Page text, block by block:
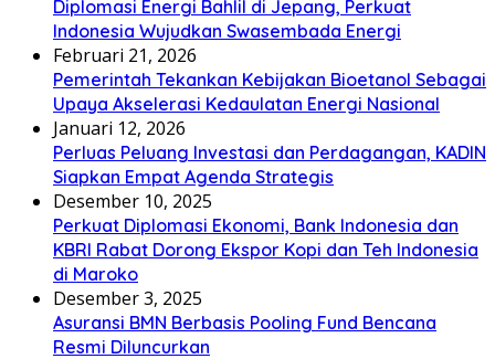
Diplomasi Energi Bahlil di Jepang, Perkuat
Indonesia Wujudkan Swasembada Energi
Februari 21, 2026
Pemerintah Tekankan Kebijakan Bioetanol Sebagai
Upaya Akselerasi Kedaulatan Energi Nasional
Januari 12, 2026
Perluas Peluang Investasi dan Perdagangan, KADIN
Siapkan Empat Agenda Strategis
Desember 10, 2025
Perkuat Diplomasi Ekonomi, Bank Indonesia dan
KBRI Rabat Dorong Ekspor Kopi dan Teh Indonesia
di Maroko
Desember 3, 2025
Asuransi BMN Berbasis Pooling Fund Bencana
Resmi Diluncurkan